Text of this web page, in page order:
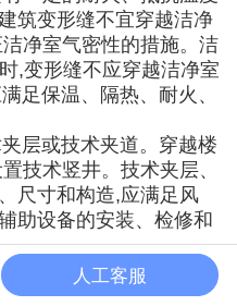
筑变形缝不宜穿越洁净
净室气密性的措施。洁
,变形缝不应穿越洁净室
足保温、隔热、耐火、
层或技术夹道。穿越楼
技术竖井。技术夹层、
尺寸和构造,应满足风
助设备的安装、检修和
应满足物流运输、设备
道宜设置防撞构件
人工客服